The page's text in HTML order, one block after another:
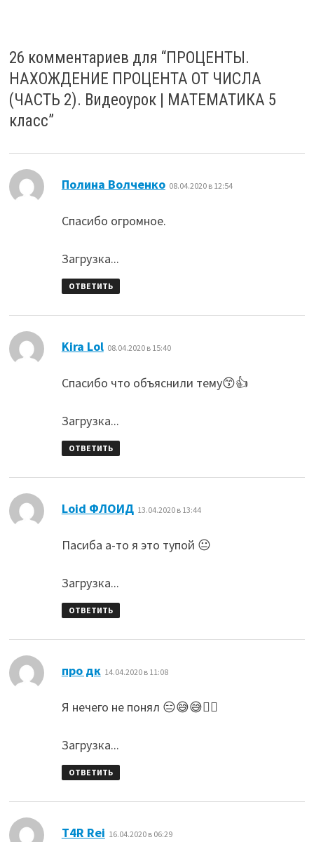
26 комментариев для “ПРОЦЕНТЫ.
НАХОЖДЕНИЕ ПРОЦЕНТА ОТ ЧИСЛА
(ЧАСТЬ 2). Видеоурок | МАТЕМАТИКА 5
класс”
Полина Волченко: 08.04.2020 в 12:54
Спасибо огромное.
Загрузка...
ОТВЕТИТЬ
Kira Lol 08.04.2020 в 15:40
Спасибо что объяснили тему😙👍
Загрузка...
ОТВЕТИТЬ
Loid ФЛОИД 13.04.2020 в 13:44
Пасиба а-то я это тупой 😐
Загрузка...
ОТВЕТИТЬ
про дк 14.04.2020 в 11:08
Я нечего не понял 😑😅😅🤷‍♂️
Загрузка...
ОТВЕТИТЬ
T4R Rei 16.04.2020 в 06:29